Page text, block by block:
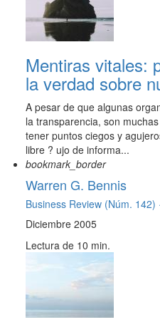
Mentiras vitales:
la verdad sobre
A pesar de que algunas
la transparencia, son
tener puntos ciegos y
libre ? ujo de informa...
bookmark_border
Warren G. Bennis
Business Review (Núm. 142) ·
Diciembre 2005
Lectura de 10 min.